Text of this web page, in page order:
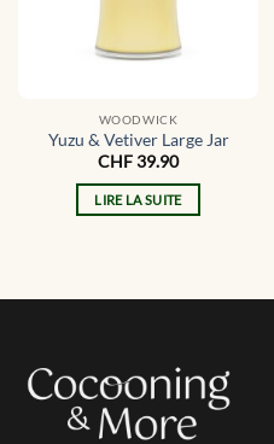
WOODWICK
Yuzu & Vetiver Large Jar
CHF39.90
LIRE LA SUITE